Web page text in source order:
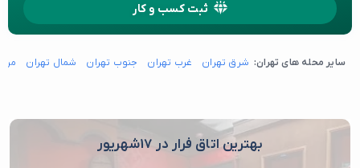
ثبت کسب و کار
سایر محله های تهران: شرق تهران غرب تهران جنوب تهران شمال تهران
بهترین اتاق فرار در 17شهریور